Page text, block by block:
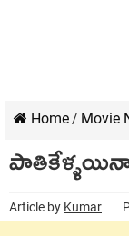
Home/ Movie
పాతికేళ్ళయినా
Article by Kumar